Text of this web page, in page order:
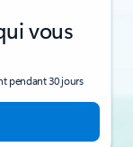
vous
pendant 30 jours